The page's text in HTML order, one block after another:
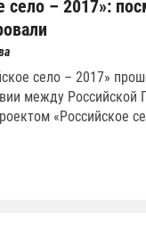
село – 2017»:
село – 2017»
между Российской
«Российское